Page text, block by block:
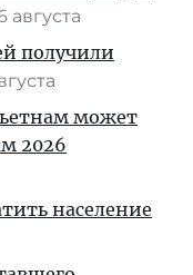
августа
получили
может
2026
население